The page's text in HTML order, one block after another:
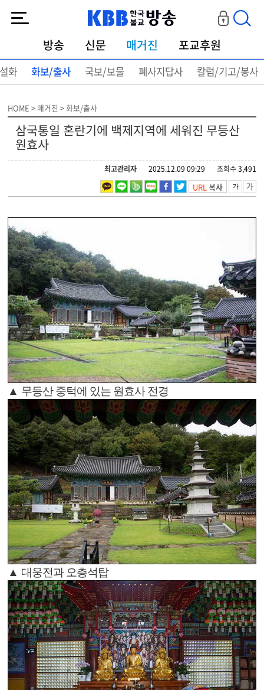
방송 신문 매거진 포교후원
화 화보/출사 국보/보물 폐사지답사 칼럼/기고/봉사
HOME > 매거진 > 화보/출사
삼국통일 혼란기에 백제지역에 세워진 무등산
원효사
조회수 3,491
2025.12.09 09:29
최고관리자
URL복사
▲ 무등산 중턱에 있는 원효사 전경
▲ 대웅전과 오층석탑